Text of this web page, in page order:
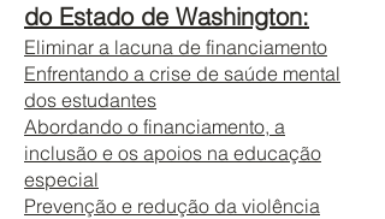
do Estado de Washington:
Eliminar a lacuna de financiamento
Enfrentando a crise de saúde mental
dos estudantes
Abordando o financiamento, a
inclusão e os apoios na educação
especial
Prevenção e redução da violência